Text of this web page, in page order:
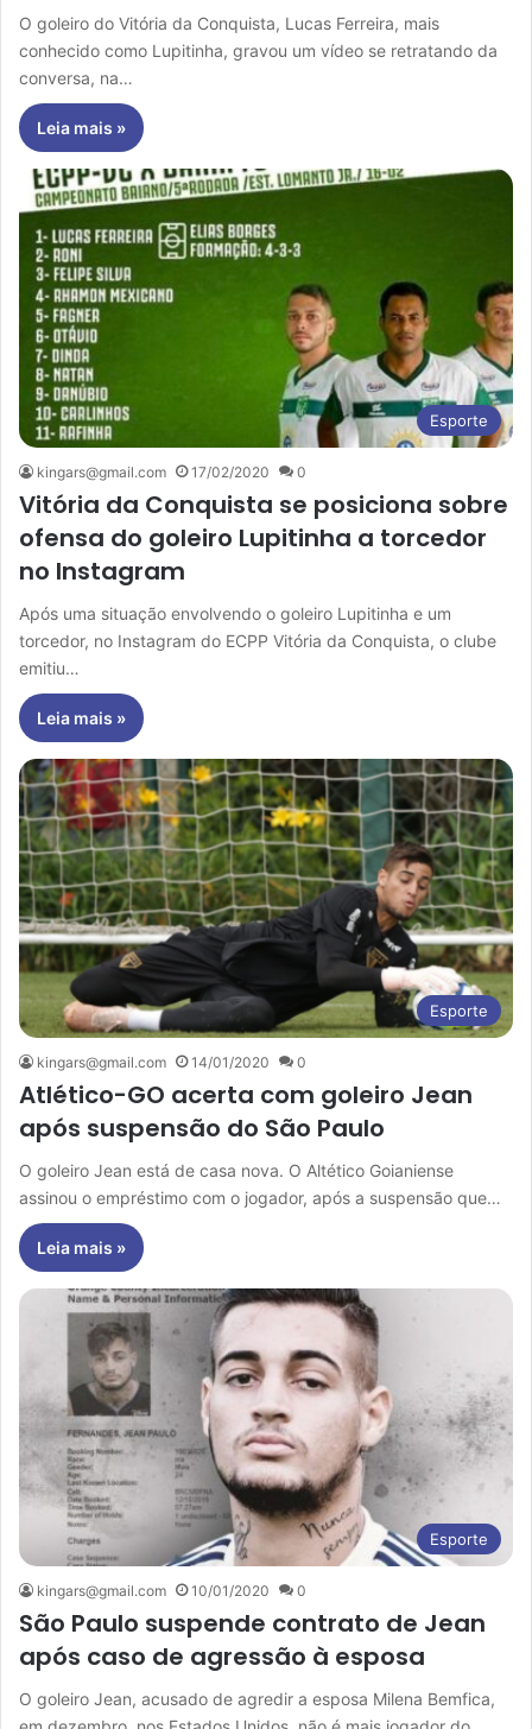
O goleiro do Vitória da Conquista, Lucas Ferreira, mais
conhecido como Lupitinha, gravou um vídeo se retratando da
conversa, na…
Leia mais »
Esporte
kingars@gmail.com 17/02/2020 0
Vitória da Conquista se posiciona sobre
ofensa do goleiro Lupitinha a torcedor
no Instagram
Após uma situação envolvendo o goleiro Lupitinha e um
torcedor, no Instagram do ECPP Vitória da Conquista, o clube
emitiu…
Leia mais »
Esporte
kingars@gmail.com 14/01/2020 0
Atlético-GO acerta com goleiro Jean
após suspensão do São Paulo
O goleiro Jean está de casa nova. O Altético Goianiense
assinou o empréstimo com o jogador, após a suspensão que…
Leia mais »
Esporte
kingars@gmail.com 10/01/2020 0
São Paulo suspende contrato de Jean
após caso de agressão à esposa
O goleiro Jean, acusado de agredir a esposa Milena Bemfica,